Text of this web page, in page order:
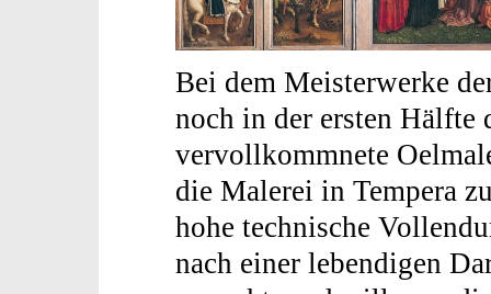
Bei dem Meisterwerke
noch in der ersten Hälfte
vervollkommnete
die Malerei in Tempera
hohe technische
nach einer lebendigen